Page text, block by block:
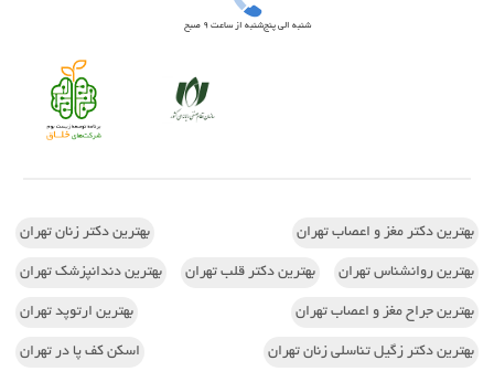
شنبه الی پنج‌شنبه از ساعت 9 صبح
بهترین دکتر مغز و اعصاب تهران بهترین دکتر زنان تهران
بهترین روانشناس تهران بهترین دکتر قلب تهران بهترین دندانپزشک تهران
بهترین جراح مغز و اعصاب تهران بهترین ارتوپد تهران
بهترین دکتر زگیل تناسلی زنان تهران اسکن کف پا در تهران